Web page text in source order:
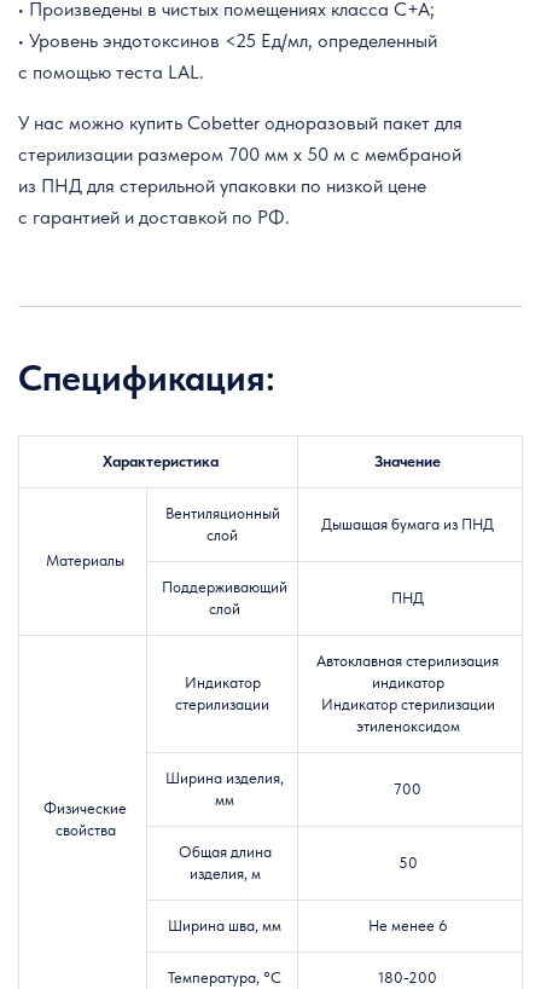
• Произведены в чистых помещениях класса C+A;
• Уровень эндотоксинов <25 Ед/мл, определенный
с помощью теста LAL.
У нас можно купить Cobetter одноразовый пакет для
стерилизации размером 700 мм x 50 м с мембраной
из ПНД для стерильной упаковки по низкой цене
с гарантией и доставкой по РФ.
Спецификация:
Характеристика Значение
Материалы
Вентиляционный
слой
Дышащая бумага из ПНД
Поддерживающий
слой
ПНД
Физические
свойства
Индикатор
стерилизации
Автоклавная стерилизация
индикатор
Индикатор стерилизации
этиленоксидом
Ширина изделия,
мм
700
Общая длина
изделия, м
50
Ширина шва, мм Не менее 6
Температура, °C 180-200